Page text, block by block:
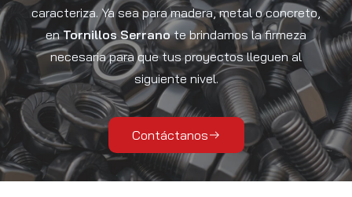
caracteriza. Ya sea para madera, metal o concreto,
enTornillos Serranote brindamos la firmeza
necesaria para que tus proyectos lleguen al
siguiente nivel.
Contáctanos